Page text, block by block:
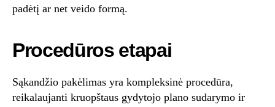
padėtį ar net veido formą.
Procedūros etapai
Sąkandžio pakėlimas yra kompleksinė procedūra,
reikalaujanti kruopštaus gydytojo plano sudarymo ir